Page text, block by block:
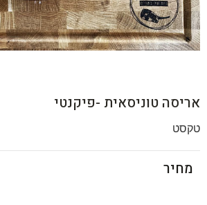
אריסה טוניסאית -פיקנטי
טקסט
מחיר